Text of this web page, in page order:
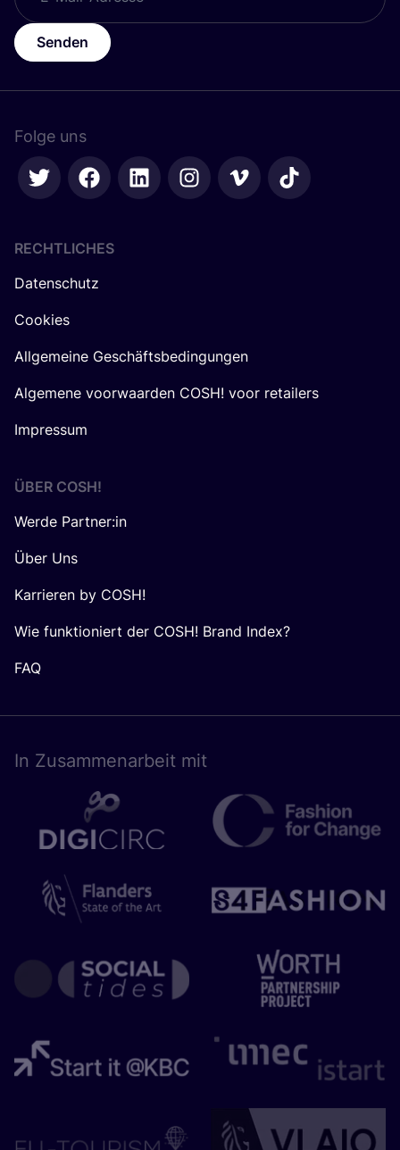
Senden
Folge uns
RECHTLICHES
Datenschutz
Cookies
Allgemeine Geschäftsbedingungen
Algemene voorwaarden COSH! voor retailers
Impressum
ÜBER COSH!
Werde Partner:in
Über Uns
Karrieren by COSH!
Wie funktioniert der COSH! Brand Index?
FAQ
In Zusam­men­ar­beit mit